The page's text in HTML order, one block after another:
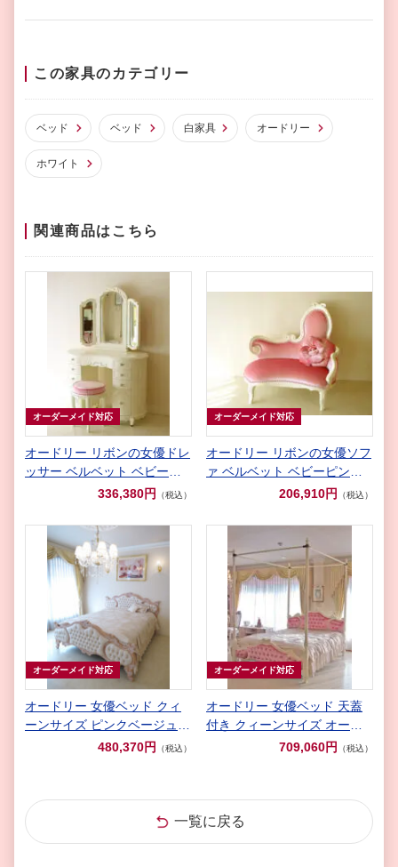
この家具のカテゴリー
ベッド ベッド 白家具 オードリー
ホワイト
関連商品はこちら
オーダーメイド対応
オードリー リボンの女優ドレ
ッサー ベルベット ベビーピ
ンクの張り地336,380円 （税込）
オーダーメイド対応
オードリー リボンの女優ソフ
ァ ベルベット ベビーピンク
206,910円 （税込）
オーダーメイド対応
オードリー 女優ベッド クィ
ーンサイズ ピンクベージュ色
リボンとブーケ柄オフホワイ
480,370円 （税込）
オーダーメイド対応
オードリー 女優ベッド 天蓋
付き クィーンサイズ オード
リーリボンの彫刻 ベビーピン
709,060円 （税込）
一覧に戻る